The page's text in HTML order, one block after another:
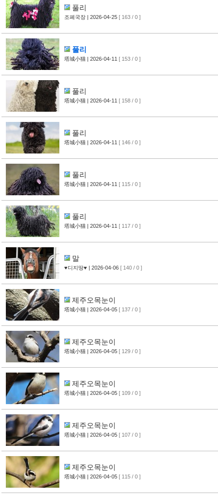
풀리
조폐국장 | 2026-04-25 [ 163 / 0 ]
풀리
塔城小猫 | 2026-04-11 [ 153 / 0 ]
풀리
塔城小猫 | 2026-04-11 [ 158 / 0 ]
풀리
塔城小猫 | 2026-04-11 [ 146 / 0 ]
풀리
塔城小猫 | 2026-04-11 [ 115 / 0 ]
풀리
塔城小猫 | 2026-04-11 [ 117 / 0 ]
말
♥디지땅♥ | 2026-04-06 [ 140 / 0 ]
제주오목눈이
塔城小猫 | 2026-04-05 [ 137 / 0 ]
제주오목눈이
塔城小猫 | 2026-04-05 [ 129 / 0 ]
제주오목눈이
塔城小猫 | 2026-04-05 [ 109 / 0 ]
제주오목눈이
塔城小猫 | 2026-04-05 [ 107 / 0 ]
제주오목눈이
塔城小猫 | 2026-04-05 [ 115 / 0 ]